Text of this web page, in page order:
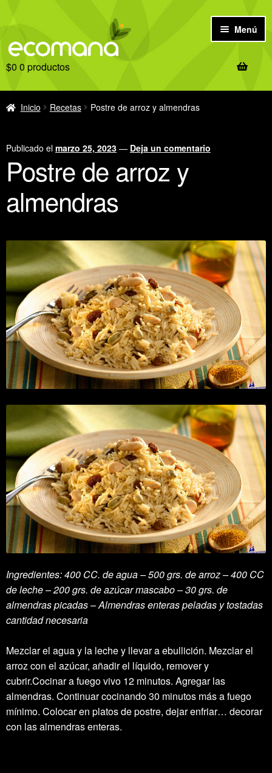
Ir
la
navegación
Ir
contenido
Menú
Inicio
Antes de comprar
Ofertas
Recetas
$0 0 productos
Inicio Recetas Postre de arroz y almendras
Publicado el marzo 25, 2023 — Deja un comentario
Postre de arroz y
almendras
Ingredientes:400 CC. de agua – 500 grs. de arroz – 400 CC
de leche – 200 grs. de azúcar mascabo – 30 grs. de
almendras picadas – Almendras enteras peladas y tostadas
cantidad necesaria
Mezclar el agua y la leche y llevar a ebullición. Mezclar el
arroz con el azúcar, añadir el líquido, remover y
cubrir.Cocinar a fuego vivo 12 minutos. Agregar las
almendras. Continuar cocinando 30 minutos más a fuego
mínimo. Colocar en platos de postre, dejar enfriar… decorar
con las almendras enteras.